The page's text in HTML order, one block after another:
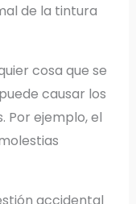
de la tintura
cosa que se
causar los
Por ejemplo, el
accidental